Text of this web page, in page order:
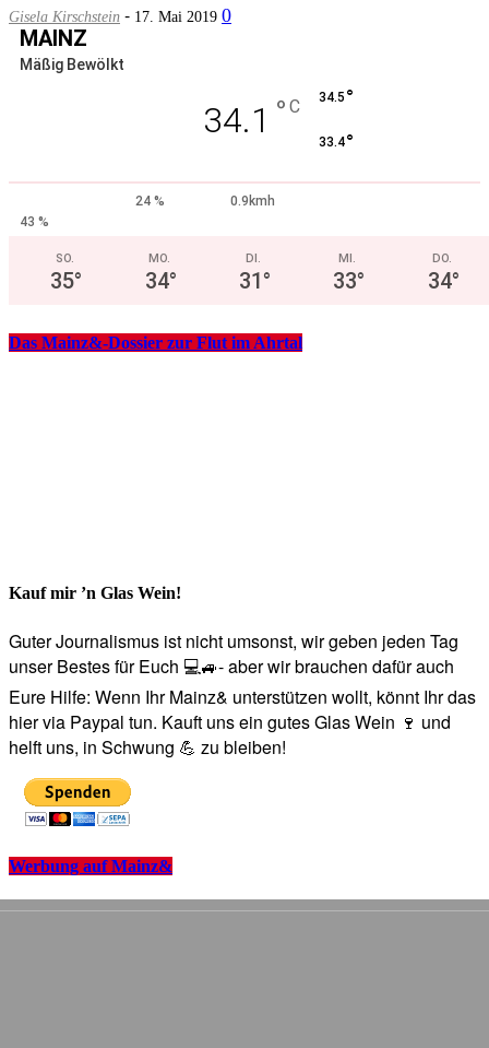
Gisela Kirschstein - 17. Mai 2019 0
MAINZ
Mäßig Bewölkt
34.1 ° C 34.5 °
33.4°
24 %
0.9kmh
43 %
SO.
35°
MO.
34°
DI.
31°
MI.
33°
DO.
34°
Das Mainz&-Dossier zur Flut im Ahrtal
Kauf mir ’n Glas Wein!
Guter Journalismus ist nicht umsonst, wir geben jeden Tag
unser Bestes für Euch 💻🚙- aber wir brauchen dafür auch
Eure Hilfe: Wenn Ihr Mainz& unterstützen wollt, könnt Ihr das
hier via Paypal tun. Kauft uns ein gutes Glas Wein 🍷 und
helft uns, in Schwung 💪 zu bleiben!
Werbung auf Mainz&